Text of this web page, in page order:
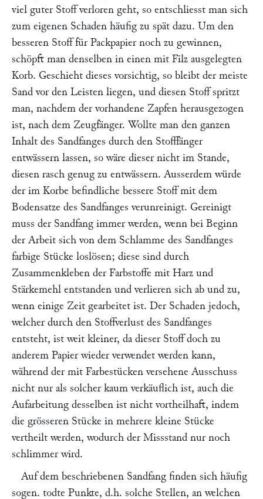
viel guter Stoff verloren geht, so entschliesst man sich
zum eigenen Schaden häufig zu spät dazu. Um den
besseren Stoff für Packpapier noch zu gewinnen,
schöpft man denselben in einen mit Filz ausgelegten
Korb. Geschieht dieses vorsichtig, so bleibt der meiste
Sand vor den Leisten liegen, und diesen Stoff spritzt
man, nachdem der vorhandene Zapfen herausgezogen
ist, nach dem Zeugfänger. Wollte man den ganzen
Inhalt des Sandfanges durch den Stofffänger
entwässern lassen, so wäre dieser nicht im Stande,
diesen rasch genug zu entwässern. Ausserdem würde
der im Korbe befindliche bessere Stoff mit dem
Bodensatze des Sandfanges verunreinigt. Gereinigt
muss der Sandfang immer werden, wenn bei Beginn
der Arbeit sich von dem Schlamme des Sandfanges
farbige Stücke loslösen; diese sind durch
Zusammenkleben der Farbstoffe mit Harz und
Stärkemehl entstanden und verlieren sich ab und zu,
wenn einige Zeit gearbeitet ist. Der Schaden jedoch,
welcher durch den Stoffverlust des Sandfanges
entsteht, ist weit kleiner, da dieser Stoff doch zu
anderem Papier wieder verwendet werden kann,
während der mit Farbestücken versehene Ausschuss
nicht nur als solcher kaum verkäuflich ist, auch die
Aufarbeitung desselben ist nicht vortheilhaft, indem
die grösseren Stücke in mehrere kleine Stücke
vertheilt werden, wodurch der Missstand nur noch
schlimmer wird.
Auf dem beschriebenen Sandfang finden sich häufig
sogen. todte Punkte, d.h. solche Stellen, an welchen